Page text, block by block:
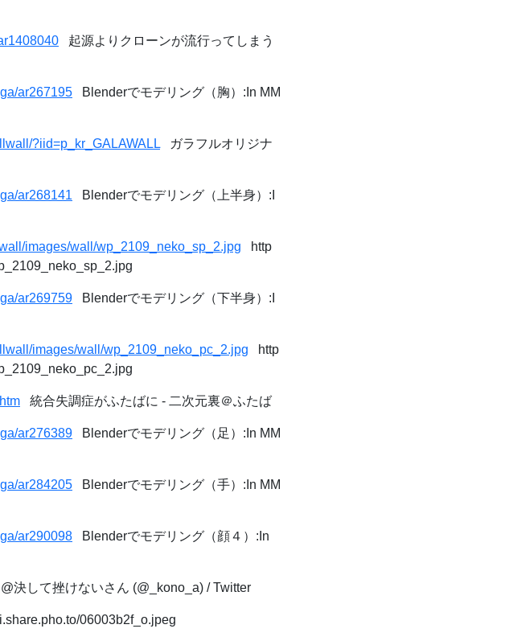
起源よりクローンが流行ってしまう
ar267195 Blenderでモデリング（胸）:In MM
?iid=p_kr_GALAWALL ガラフルオリジナ
ar268141 Blenderでモデリング（上半身）:I
images/wall/wp_2109_neko_sp_2.jpg http
ar269759 Blenderでモデリング（下半身）:I
images/wall/wp_2109_neko_pc_2.jpg http
統合失調症がふたばに - 二次元裏＠ふたば
ar276389 Blenderでモデリング（足）:In MM
ar284205 Blenderでモデリング（手）:In MM
ar290098 Blenderでモデリング（顔４）:In
決して挫けないさん (@_kono_a) / Twitter
06003b2f_o.jpeg